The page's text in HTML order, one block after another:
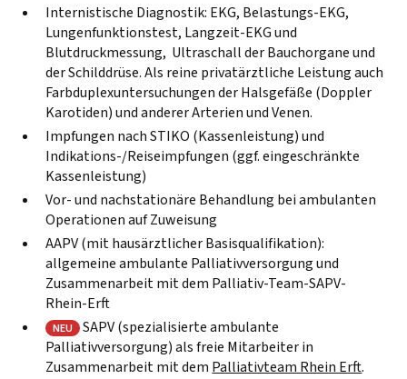
Internistische Diagnostik: EKG, Belastungs-EKG,
Lungenfunktionstest, Langzeit-EKG und
Blutdruckmessung, Ultraschall der Bauchorgane und
der Schilddrüse. Als reine privatärztliche Leistung auch
Farbduplexuntersuchungen der Halsgefäße (Doppler
Karotiden) und anderer Arterien und Venen.
Impfungen nach STIKO (Kassenleistung) und
Indikations-/Reiseimpfungen (ggf. eingeschränkte
Kassenleistung)
Vor- und nachstationäre Behandlung bei ambulanten
Operationen auf Zuweisung
AAPV (mit hausärztlicher Basisqualifikation):
allgemeine ambulante Palliativversorgung und
Zusammenarbeit mit dem Palliativ-Team-SAPV-
Rhein-Erft
NEU
SAPV (spezialisierte ambulante
Palliativversorgung) als freie Mitarbeiter in
Zusammenarbeit mit dem Palliativteam Rhein Erft.